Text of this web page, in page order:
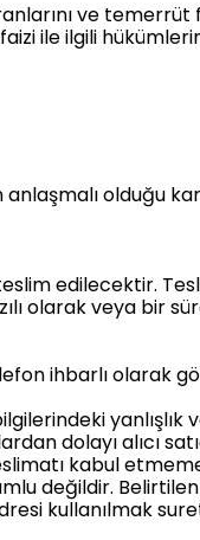
ve
ilgili hükümlerin
olduğu
edilecektir.
olarak veya bir
ihbarlı olarak
dolayı alıcı
kabul
değildir.
kullanılmak